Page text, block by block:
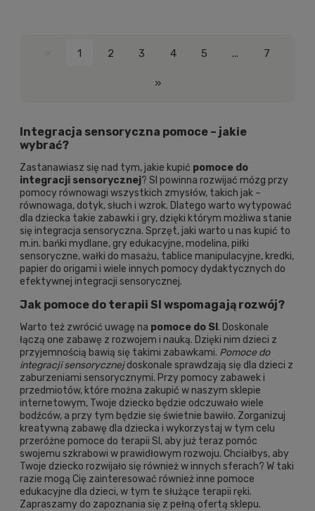
1 2 3 4 5 ... 7
»
Integracja sensoryczna pomoce – jakie
wybrać?
Zastanawiasz się nad tym, jakie kupić pomoce do
integracji sensorycznej? SI powinna rozwijać mózg przy
pomocy równowagi wszystkich zmysłów, takich jak –
równowaga, dotyk, słuch i wzrok. Dlatego warto wytypować
dla dziecka takie zabawki i gry, dzięki którym możliwa stanie
się integracja sensoryczna. Sprzęt, jaki warto u nas kupić to
m.in. bańki mydlane, gry edukacyjne, modelina, piłki
sensoryczne, wałki do masażu, tablice manipulacyjne, kredki,
papier do origami i wiele innych pomocy dydaktycznych do
efektywnej integracji sensorycznej.
Jak pomoce do terapii SI wspomagają rozwój?
Warto też zwrócić uwagę na pomoce do SI . Doskonale
łączą one zabawę z rozwojem i nauką. Dzięki nim dzieci z
przyjemnością bawią się takimi zabawkami. Pomoce do
integracji sensorycznejdoskonale sprawdzają się dla dzieci z
zaburzeniami sensorycznymi. Przy pomocy zabawek i
przedmiotów, które można zakupić w naszym sklepie
internetowym, Twoje dziecko będzie odczuwało wiele
bodźców, a przy tym będzie się świetnie bawiło. Zorganizuj
kreatywną zabawę dla dziecka i wykorzystaj w tym celu
przeróżne pomoce do terapii SI, aby już teraz pomóc
swojemu szkrabowi w prawidłowym rozwoju. Chciałbys, aby
Twoje dziecko rozwijało się również w innych sferach? W taki
razie mogą Cię zainteresować również inne pomoce
edukacyjne dla dzieci, w tym te służące terapii ręki.
Zapraszamy do zapoznania się z pełną ofertą sklepu.